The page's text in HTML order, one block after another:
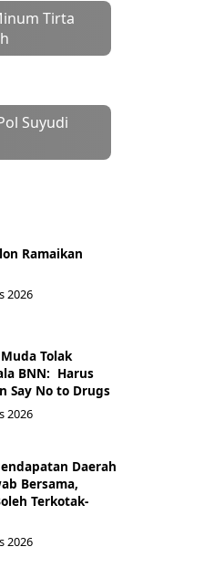
Tirta
Suyudi
Ramaikan
2026
Tolak
BNN: Harus
Say No to Drugs
2026
Daerah
Bersama,
Terkotak-
2026